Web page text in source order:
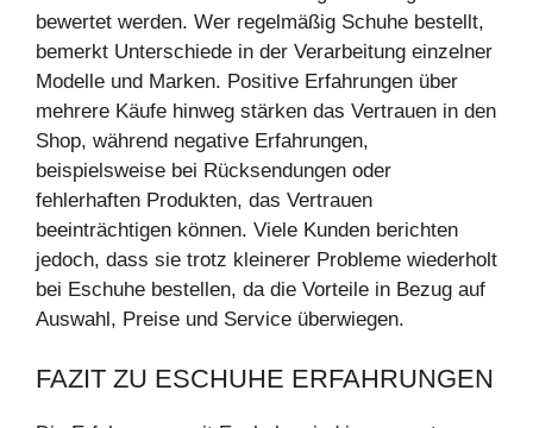
bewertet werden. Wer regelmäßig Schuhe bestellt,
bemerkt Unterschiede in der Verarbeitung einzelner
Modelle und Marken. Positive Erfahrungen über
mehrere Käufe hinweg stärken das Vertrauen in den
Shop, während negative Erfahrungen,
beispielsweise bei Rücksendungen oder
fehlerhaften Produkten, das Vertrauen
beeinträchtigen können. Viele Kunden berichten
jedoch, dass sie trotz kleinerer Probleme wiederholt
bei Eschuhe bestellen, da die Vorteile in Bezug auf
Auswahl, Preise und Service überwiegen.
FAZIT ZU ESCHUHE ERFAHRUNGEN